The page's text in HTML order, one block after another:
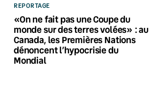
REPORTAGE
«On ne fait pas une Coupe du
monde sur des terres volées» : au
Canada, les Premières Nations
dénoncent l’hypocrisie du
Mondial